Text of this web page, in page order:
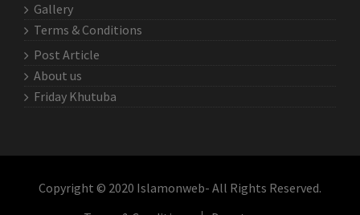
Gallery
Terms & Conditions
Post Article
About us
Friday Khutuba
Copyright © 2020 Islamonweb- All Rights Reserved.